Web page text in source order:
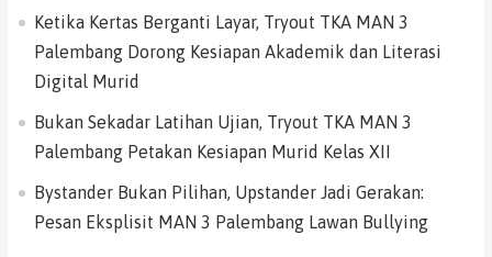
Ketika Kertas Berganti Layar, Tryout TKA MAN 3
Palembang Dorong Kesiapan Akademik dan Literasi
Digital Murid
Bukan Sekadar Latihan Ujian, Tryout TKA MAN 3
Palembang Petakan Kesiapan Murid Kelas XII
Bystander Bukan Pilihan, Upstander Jadi Gerakan:
Pesan Eksplisit MAN 3 Palembang Lawan Bullying